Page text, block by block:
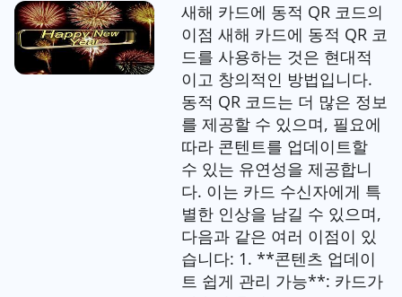
새해 카드에 동적 QR 코드의
이점 새해 카드에 동적 QR 코
드를 사용하는 것은 현대적
이고 창의적인 방법입니다.
동적 QR 코드는 더 많은 정보
를 제공할 수 있으며, 필요에
따라 콘텐트를 업데이트할
수 있는 유연성을 제공합니
다. 이는 카드 수신자에게 특
별한 인상을 남길 수 있으며,
다음과 같은 여러 이점이 있
습니다: 1. **콘텐츠 업데이
트 쉽게 관리 가능**: 카드가